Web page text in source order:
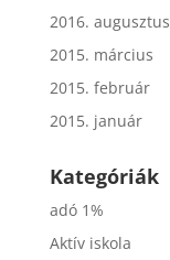
2016. augusztus
2015. március
2015. február
2015. január
Kategóriák
adó 1%
Aktív iskola